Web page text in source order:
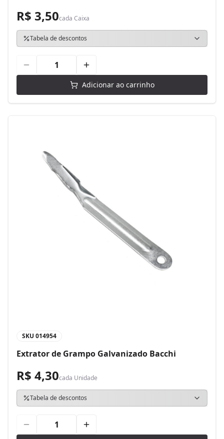
R$ 3,50cada Caixa
Tabela de descontos
Adicionar ao carrinho
SKU 014954
Extrator de Grampo Galvanizado Bacchi
R$ 4,30cada Unidade
Tabela de descontos